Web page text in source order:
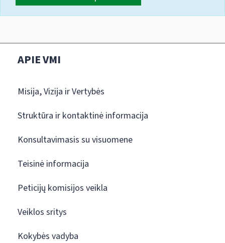
APIE VMI
Misija, Vizija ir Vertybės
Struktūra ir kontaktinė informacija
Konsultavimasis su visuomene
Teisinė informacija
Peticijų komisijos veikla
Veiklos sritys
Kokybės vadyba